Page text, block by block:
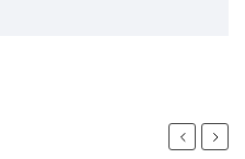
PreviousNext